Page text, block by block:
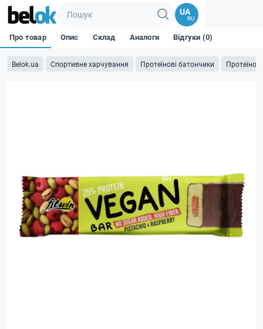
UA
RU
Belok.ua Спортивне харчування Протеїнові батончики
Про товар Опис Склад Аналоги Відгуки (0)